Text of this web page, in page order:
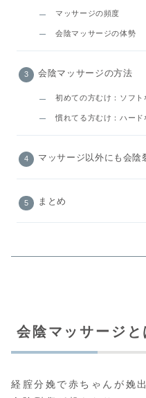
マッサージの頻度
会陰マッサージの体勢
会陰マッサージの方法
初めての方むけ：ソフ
慣れてる方むけ：ハー
マッサージ以外にも会陰
まとめ
会陰マッサージと
経腟分娩で赤ちゃんが娩